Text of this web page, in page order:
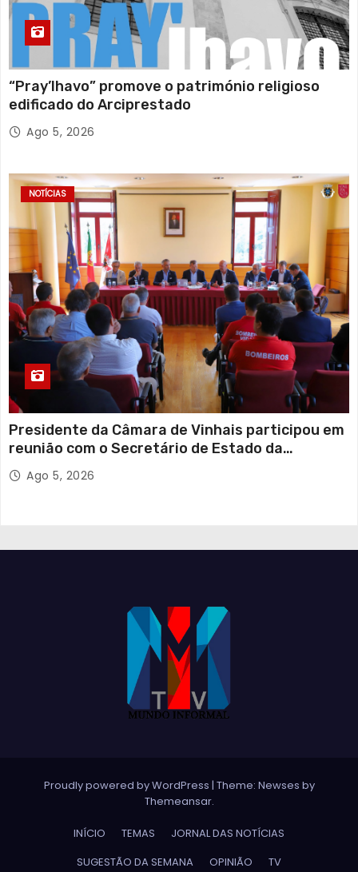
“Pray’lhavo” promove o património religioso
edificado do Arciprestado
Ago 5, 2026
NOTÍCIAS
Presidente da Câmara de Vinhais participou em
reunião com o Secretário de Estado da
Proteção Civil
Ago 5, 2026
Proudly powered by WordPress | Theme: Newses by
Themeansar.
INÍCIO TEMAS
JORNAL DAS NOTÍCIAS
SUGESTÃO DA SEMANA
OPINIÃO TV